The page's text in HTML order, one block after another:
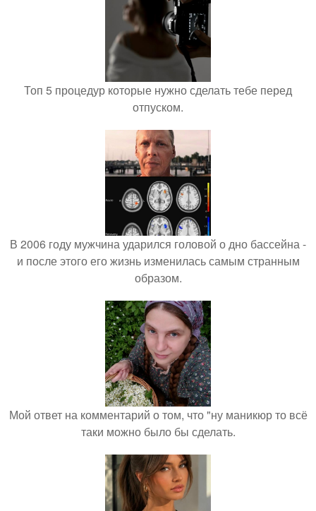
Топ 5 процедур которые нужно сделать тебе перед
отпуском.
В 2006 году мужчина ударился головой о дно бассейна -
и после этого его жизнь изменилась самым странным
образом.
Мой ответ на комментарий о том, что "ну маникюр то всё
таки можно было бы сделать.